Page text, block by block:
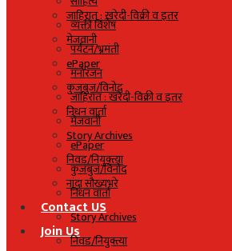
जाहिरात : खरेदी-विक्री व इतर
मेजवानी
ePaper
कुजबुज/विनोद
निधन वार्ता
Story Archives
निवड/नियुक्त्या
नांदा सौख्यभरे
Contact US
Join Us
व्यक्ती विशेष
पर्यटन/भ्रमंती
मनोरंजन
जाहिरात : खरेदी-विक्री व इतर
मेजवानी
ePaper
कुजबुज/विनोद
निधन वार्ता
Story Archives
निवड/नियुक्त्या